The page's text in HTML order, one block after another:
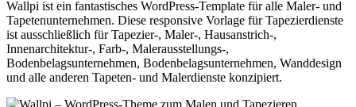
Wallpi ist ein fantastisches WordPress-Template für alle Maler- und
Tapetenunternehmen. Diese responsive Vorlage für Tapezierdienste
ist ausschließlich für Tapezier-, Maler-, Hausanstrich-,
Innenarchitektur-, Farb-, Malerausstellungs-,
Bodenbelagsunternehmen, Bodenbelagsunternehmen, Wanddesign
und alle anderen Tapeten- und Malerdienste konzipiert.